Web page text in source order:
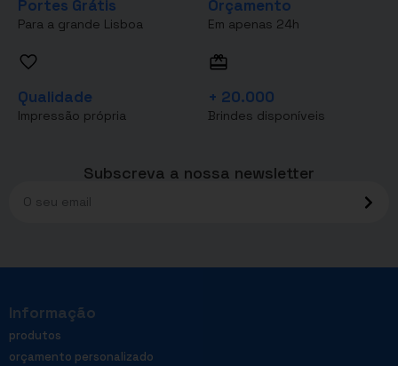
Portes Grátis
Para a grande Lisboa
Orçamento
Em apenas 24h
Qualidade
Impressão própria
+ 20.000
Brindes disponíveis
Subscreva a nossa newsletter
Informação
produtos
orçamento personalizado